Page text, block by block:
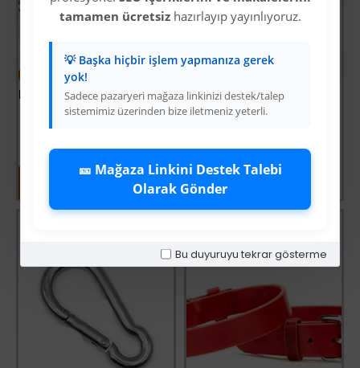
tamamen ücretsizhazırlayıp yayınlıyoruz.
💡 Başka hiçbir işlem yapmanıza gerek
yok!
Sadece pazaryeri mağaza linkinizi destek/talep
sistemimiz üzerinden bize iletmeniz yeterli.
🎫 Mağaza Linkini Destek Talebi
Olarak Gönder
Bu duyuruyu tekrar gösterme
Desenli Süslü Dokuma Köpek Gezdirme Kayışı El Yapımı 3 x 100 cm Mor
Üyelere Özel Fiyat Üyelere Özel Fiyat